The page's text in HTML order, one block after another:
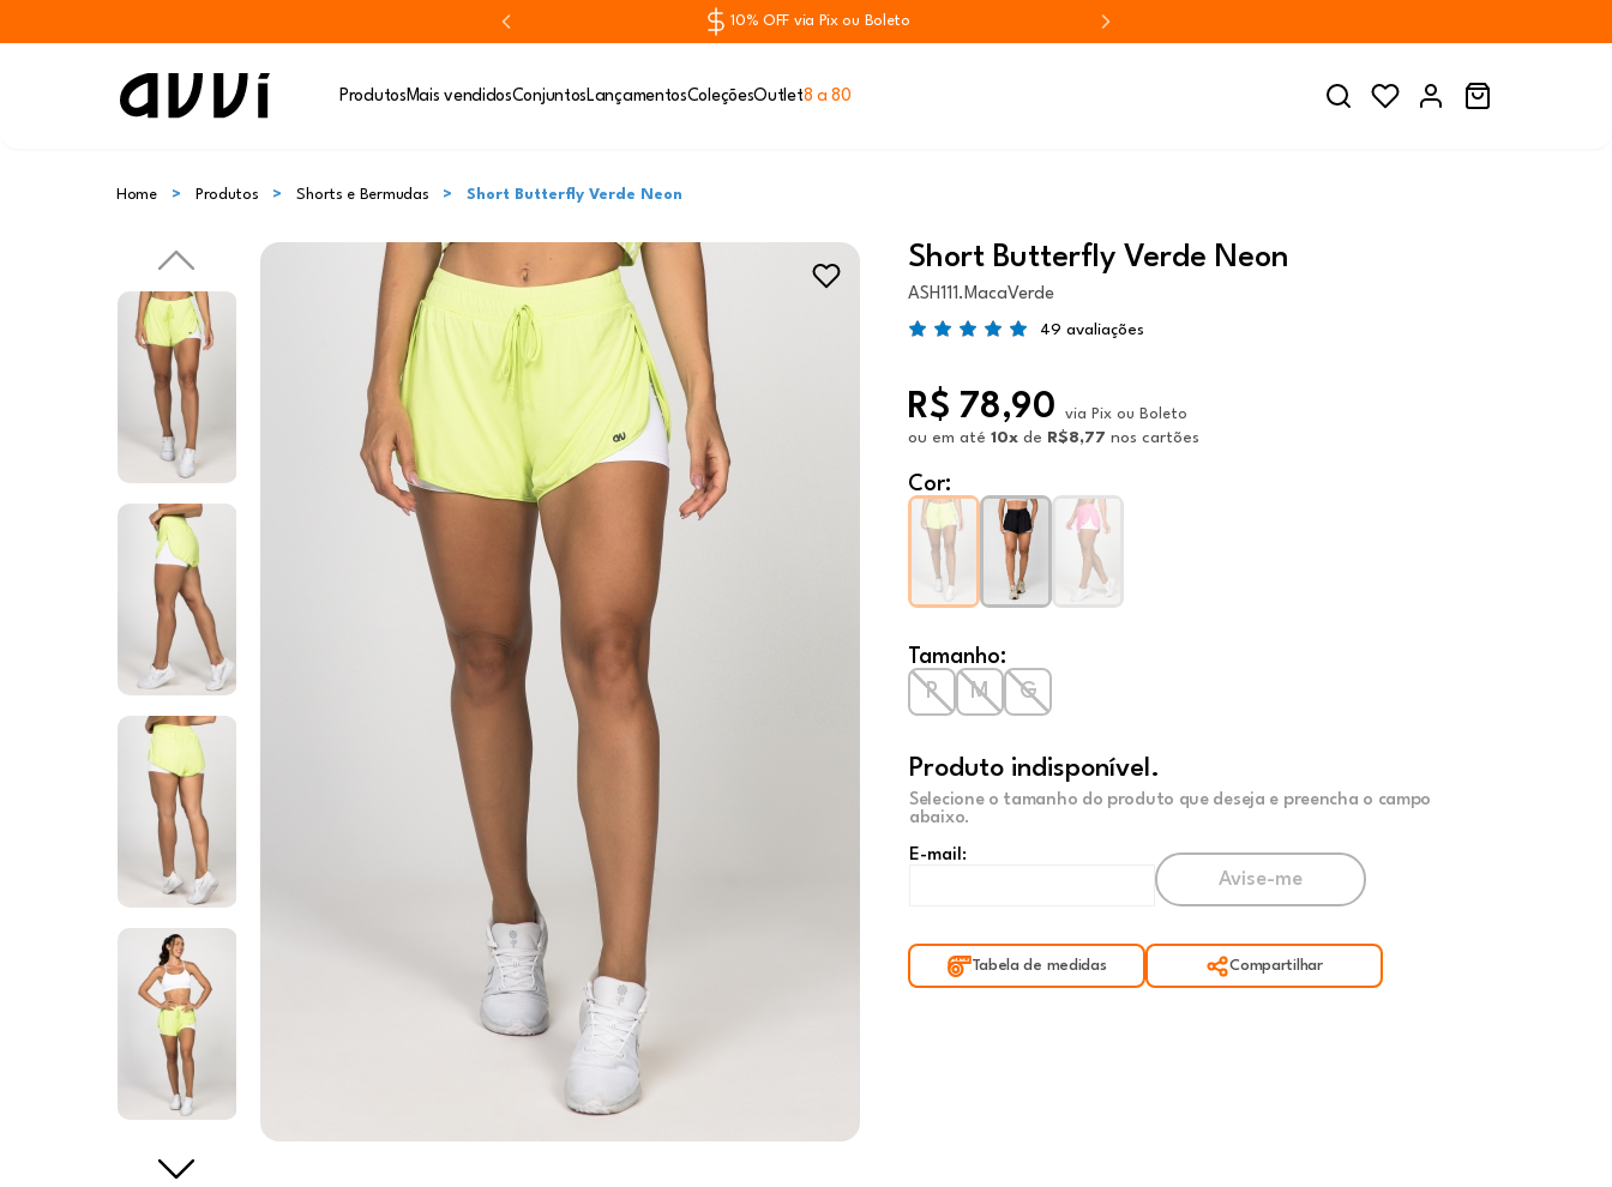
10% OFF via Pix ou Boleto
Produtos Mais vendidosConjuntos LançamentosColeçõesOutlet8 a 80
Home Produtos Shorts e Bermudas Short Butterfly Verde Neon
Short Butterfly Verde Neon
ASH111.MacaVerde
49 avaliações
R$ 78,90 via Pix ou Boleto
ou em até 10x de R$8,77 nos cartões
Cor:
Tamanho:
P
M G
Produto indisponível.
Selecione o tamanho do produto que deseja e preencha o campo
abaixo.
E-mail:
Tabela de medidas Compartilhar